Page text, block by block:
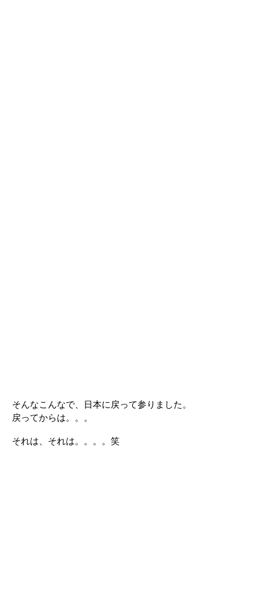
そんなこんなで、日本に戻って参りました。
戻ってからは。。。
それは、それは。。。。笑